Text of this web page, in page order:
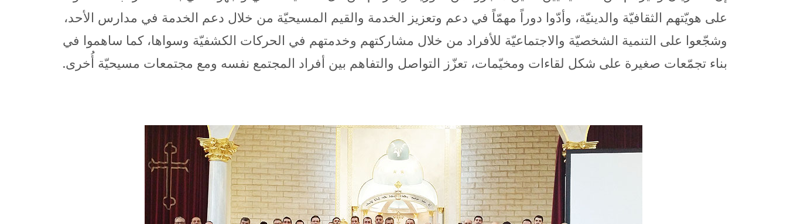
على هويّتهم الثقافيّة والدينيّة، وأدّوا دوراً مهمّاً في دعم وتعزيز الخدمة والقيم المسيحيّة من خلال دعم الخدمة في مدارس الأحد،
وشجّعوا على التنمية الشخصيّة والاجتماعيّة للأفراد من خلال مشاركتهم وخدمتهم في الحركات الكشفيّة وسواها، كما ساهموا في
بناء تجمّعات صغيرة على شكل لقاءات ومخيّمات، تعزّز التواصل والتفاهم بين أفراد المجتمع نفسه ومع مجتمعات مسيحيّة أُخرى.